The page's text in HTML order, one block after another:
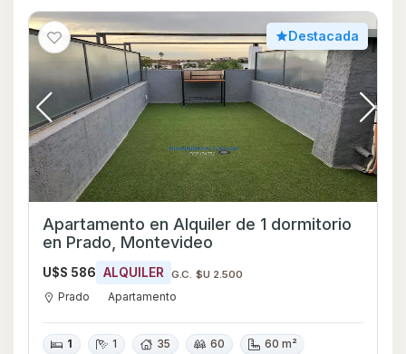
Destacada
Apartamento en Alquiler de 1 dormitorio
en Prado, Montevideo
U$S 586 ALQUILER G.C. $U 2.500
Prado Apartamento
1 1 35 60 60 m²